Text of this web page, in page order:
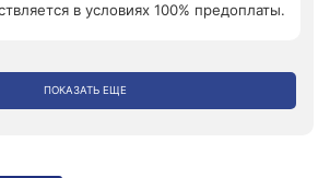
в условиях 100% предоплаты.
ПОКАЗАТЬ ЕЩЕ